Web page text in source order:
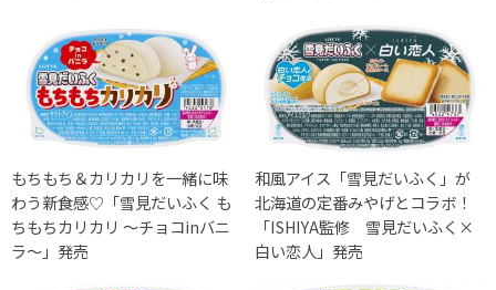
もちもち＆カリカリを一緒に味
わう新食感♡「雪見だいふく も
ちもちカリカリ ～チョコinバニ
ラ～」発売
和風アイス「雪見だいふく」が
北海道の定番みやげとコラボ！
「ISHIYA監修 雪見だいふく×
白い恋人」発売